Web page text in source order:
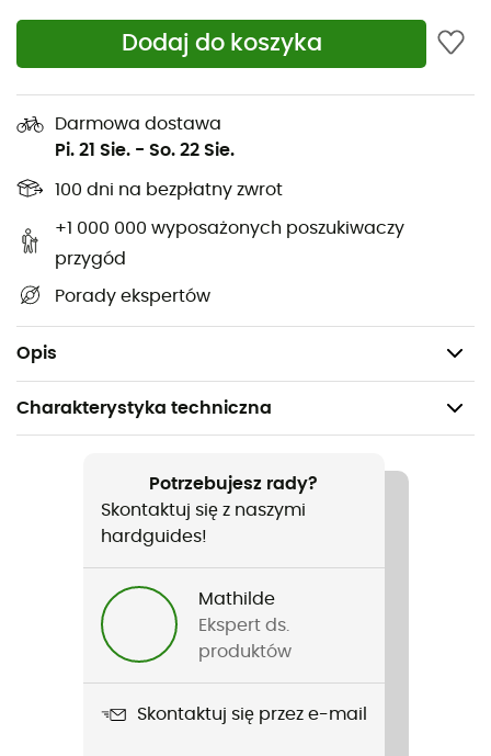
Dodaj do koszyka
Darmowa dostawa
Pi. 21 Sie. - So. 22 Sie.
100 dni na bezpłatny zwrot
+1 000 000 wyposażonych poszukiwaczy
przygód
Porady ekspertów
Opis
Boczny system kompresji
Zdejmowany pas biodrowy
Oczka do mocowania sprzętu na pasie biodrowym
i wewnątrz pleców
Kompatybilny z systemem nawadniania H2 Bag
Przedni panel ochronny z SuperFabric®
Instrukcja SOS
Waga: 850 g
Charakterystyka techniczna
Wspinaczka / Skituring / Alpinizm / Narty
Instinct 30+5
Potrzebujesz rady?
Skontaktuj się z naszymi
hardguides!
Mathilde
Ekspert ds.
produktów
Skontaktuj się przez e-mail